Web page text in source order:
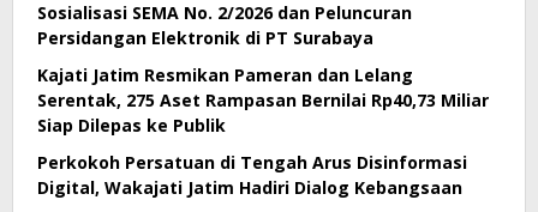
Sosialisasi SEMA No. 2/2026 dan Peluncuran
Persidangan Elektronik di PT Surabaya
Kajati Jatim Resmikan Pameran dan Lelang
Serentak, 275 Aset Rampasan Bernilai Rp40,73 Miliar
Siap Dilepas ke Publik
Perkokoh Persatuan di Tengah Arus Disinformasi
Digital, Wakajati Jatim Hadiri Dialog Kebangsaan